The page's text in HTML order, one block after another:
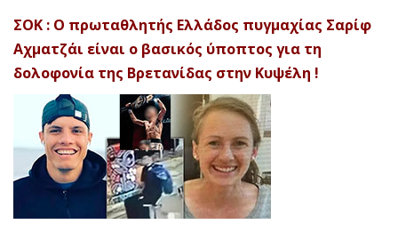
ΣΟΚ : Ο πρωταθλητής Ελλάδος πυγμαχίας Σαρίφ
Αχματζάι είναι ο βασικός ύποπτος για τη
δολοφονία της Βρετανίδας στην Κυψέλη !